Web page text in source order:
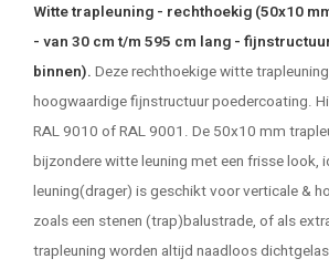
Witte trapleuning - rechthoekig (50x10
- van 30 cm t/m 595 cm lang -
binnen). Deze rechthoekige witte
hoogwaardige fijnstructuur poedercoating.
RAL 9010 of RAL 9001. De 50x10 mm
bijzondere witte leuning met een frisse look,
leuning(drager) is geschikt voor verticale &
zoals een stenen (trap)balustrade, of als
trapleuning worden altijd naadloos